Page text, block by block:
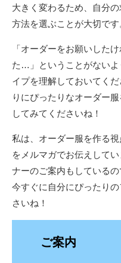
大きく変わるため、自分
方法を選ぶことが大切です
「オーダーをお願いした
た…」ということがないよ
イプを理解しておいてく
りにぴったりなオーダー
してみてくださいね！
私は、オーダー服を作る
をメルマガでお伝えして
ナーのご案内もしている
今すぐに自分にぴったり
さいね！
ご案内